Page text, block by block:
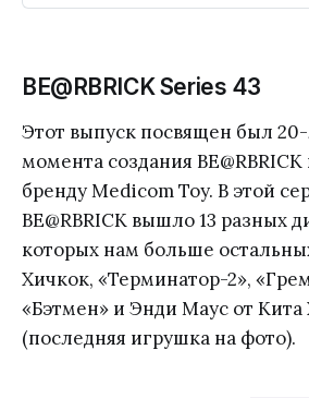
модель Medicom Toy, на базе
уникальных игрушек.…
BE@RBRICK Series 43
Этот выпуск посвящен был
момента создания
бренду Medicom Toy. В этой
BE@RBRICK вышло 13 разных
которых нам больше
Хичкок, «Терминатор-2»,
«Бэтмен» и Энди Маус от Кита
(последняя игрушка на фото).